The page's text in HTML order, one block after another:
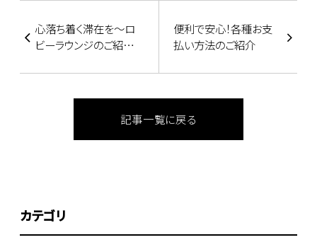
心落ち着く滞在を～ロ
ビーラウンジのご紹介
便利で安心！各種お支
払い方法のご紹介
記事一覧に戻る
カテゴリ